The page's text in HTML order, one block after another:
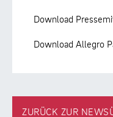
Download
Download Allegro
ZURÜCK ZUR